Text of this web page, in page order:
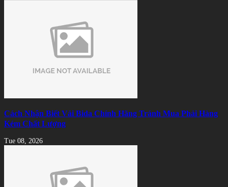
Cách Nhận Biết Vải Bida Chính Hãng Tránh Mua Phải Hàng
Kém Chất Lượng
Tue 08, 2026